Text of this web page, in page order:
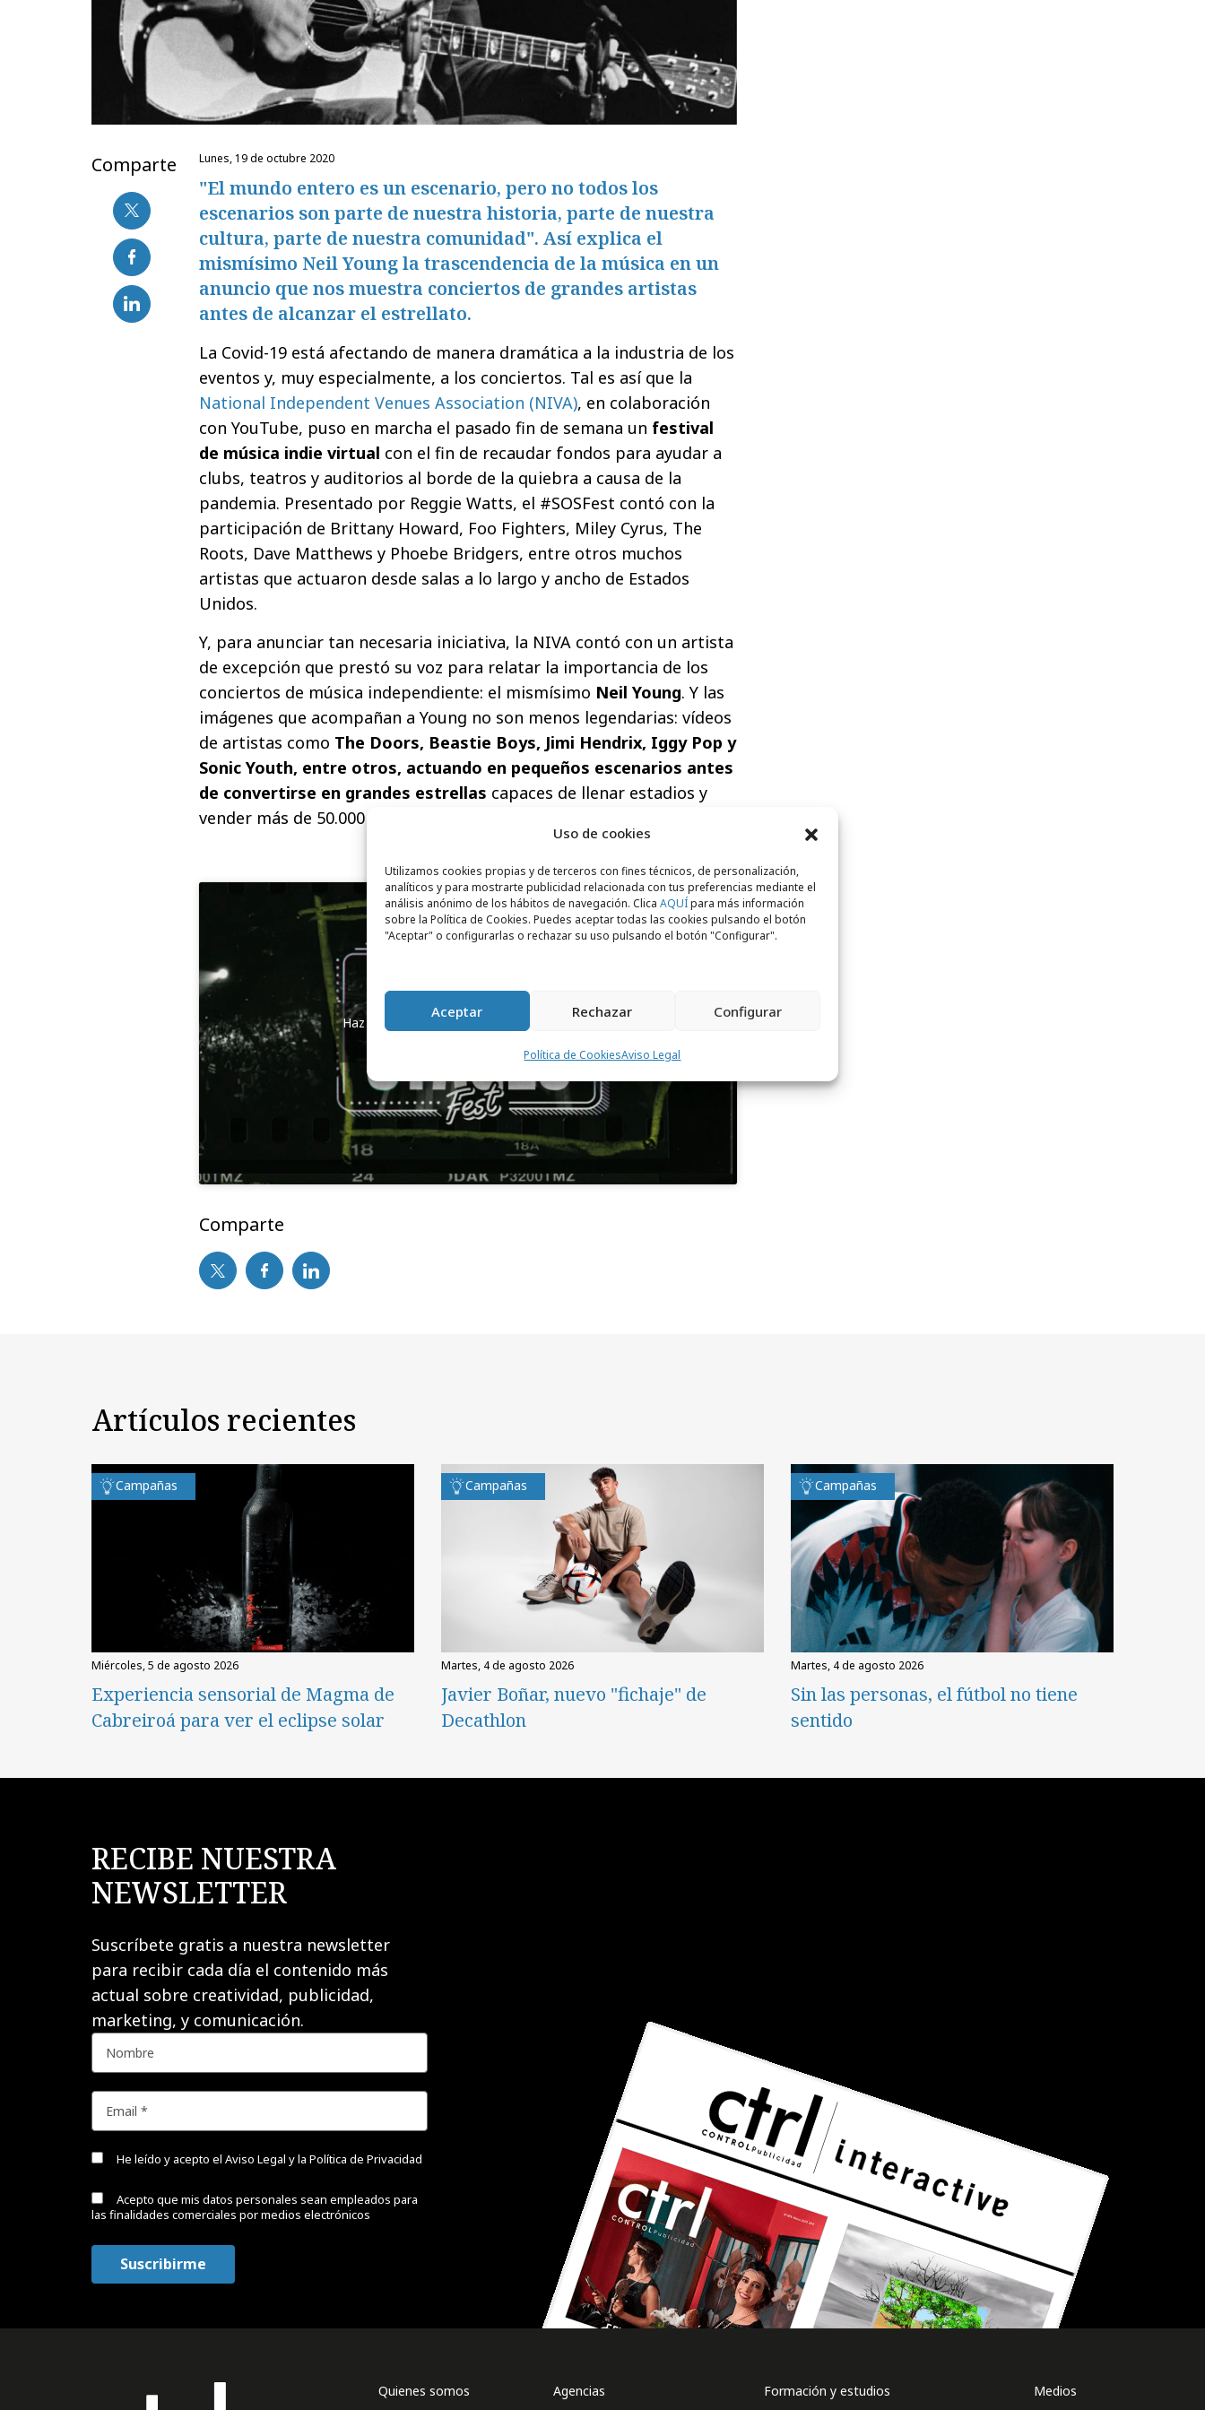
Uso de cookies
Utilizamos cookies propias y de terceros con fines técnicos, de personalización,
analíticos y para mostrarte publicidad relacionada con tus preferencias mediante el
análisis anónimo de los hábitos de navegación. Clica AQUÍpara más información
sobre la Política de Cookies. Puedes aceptar todas las cookies pulsando el botón
"Aceptar" o configurarlas o rechazar su uso pulsando el botón "Configurar".
Aceptar Rechazar Configurar
Política de CookiesAviso Legal
Comparte lunes, 19 de octubre 2020
"El mundo entero es un escenario, pero no todos los
escenarios son parte de nuestra historia, parte de nuestra
cultura, parte de nuestra comunidad". Así explica el
mismísimo Neil Young la trascendencia de la música en un
anuncio que nos muestra conciertos de grandes artistas
antes de alcanzar el estrellato.
La Covid-19 está afectando de manera dramática a la industria de los
eventos y, muy especialmente, a los conciertos. Tal es así que la
National Independent Venues Association (NIVA), en colaboración
con YouTube, puso en marcha el pasado fin de semana un festival
de música indie virtual con el fin de recaudar fondos para ayudar a
clubs, teatros y auditorios al borde de la quiebra a causa de la
pandemia. Presentado por Reggie Watts, el #SOSFest contó con la
participación de Brittany Howard, Foo Fighters, Miley Cyrus, The
Roots, Dave Matthews y Phoebe Bridgers, entre otros muchos
artistas que actuaron desde salas a lo largo y ancho de Estados
Unidos.
Y, para anunciar tan necesaria iniciativa, la NIVA contó con un artista
de excepción que prestó su voz para relatar la importancia de los
conciertos de música independiente: el mismísimo Neil Young. Y las
imágenes que acompañan a Young no son menos legendarias: vídeos
de artistas como The Doors, Beastie Boys, Jimi Hendrix, Iggy Pop y
Sonic Youth, entre otros, actuando en pequeños escenarios antes
de convertirse en grandes estrellas capaces de llenar estadios y
vender más de 50.000 entradas por evento.
Haz clic para aceptar cookies de marketing
Comparte
Artículos recientes
Campañas
miércoles, 5 de agosto 2026
Experiencia sensorial de Magma de
Cabreiroá para ver el eclipse solar
Campañas
martes, 4 de agosto 2026
Javier Boñar, nuevo "fichaje" de
Decathlon
Campañas
martes, 4 de agosto 2026
Sin las personas, el fútbol no tiene
sentido
RECIBE NUESTRA
NEWSLETTER
Suscríbete gratis a nuestra newsletter
para recibir cada día el contenido más
actual sobre creatividad, publicidad,
marketing, y comunicación.
He leído y acepto el Aviso Legal y la Política de Privacidad
Acepto que mis datos personales sean empleados para
las finalidades comerciales por medios electrónicos
Quienes somos Agencias Formación y estudios Medios